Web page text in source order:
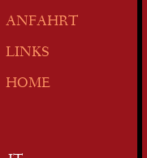
ANFAHRT
LINKS
HOME